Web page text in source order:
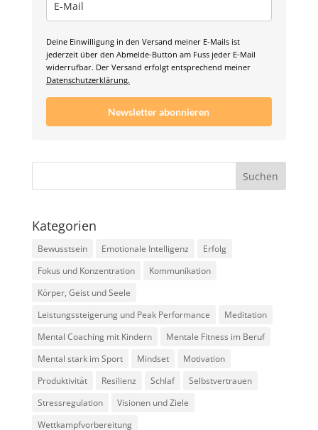
Deine Einwilligung in den Versand meiner E-Mails ist
jederzeit über den Abmelde-Button am Fuss jeder E-Mail
widerrufbar. Der Versand erfolgt entsprechend meiner
Datenschutzerklärung.
Newsletter abonnieren
Kategorien
Bewusstsein Emotionale Intelligenz
Erfolg
Fokus und Konzentration
Kommunikation
Körper, Geist und Seele
Leistungssteigerung und Peak Performance
Meditation
Mental Coaching mit Kindern
Mentale Fitness im Beruf
Mental stark im Sport
Mindset
Motivation
Produktivität
Resilienz Schlaf
Selbstvertrauen
Stressregulation
Visionen und Ziele
Wettkampfvorbereitung